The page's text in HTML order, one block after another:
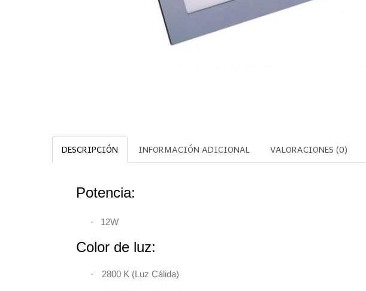
DESCRIPCIÓN INFORMACIÓN ADICIONAL VALORACIONES (0)
Potencia:
· 12W
Color de luz:
· 2800 K (Luz Cálida)